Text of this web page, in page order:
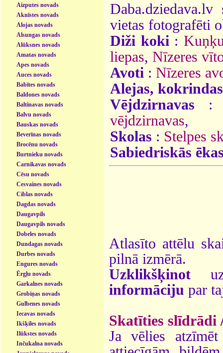
Aizputes novads
Aknīstes novads
Alojas novads
Alsungas novads
Alūksnes novads
Amatas novads
Apes novads
Auces novads
Babītes novads
Baldones novads
Baltinavas novads
Balvu novads
Bauskas novads
Beverīnas novads
Brocēnu novads
Burtnieku novads
Carnikavas novads
Cēsu novads
Cesvaines novads
Ciblas novads
Dagdas novads
Daugavpils
Daugavpils novads
Dobeles novads
Dundagas novads
Durbes novads
Engures novads
Ērgļu novads
Garkalnes novads
Grobiņas novads
Gulbenes novads
Iecavas novads
Ikšķiles novads
Ilūkstes novads
Inčukalna novads
vietas fotografēti
Diži koki :
liepas, Nīzeres
Avoti : Nīzeres
Alejas, kokrindas
Vējdzirnavas
vējdzirnavas,
Skolas : Stelpes
Sabiedriskās
Atlasīto attēlu
pilnā izmērā.
Uzklikšķinot
informāciju par
Skatīties slīdrādi
Ja vēlies